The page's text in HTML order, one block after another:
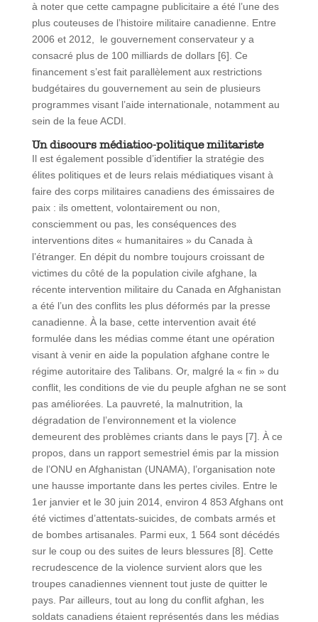
à noter que cette campagne publicitaire a été l’une des
plus couteuses de l’histoire militaire canadienne. Entre
2006 et 2012, le gouvernement conservateur y a
consacré plus de 100 milliards de dollars [6]. Ce
financement s’est fait parallèlement aux restrictions
budgétaires du gouvernement au sein de plusieurs
programmes visant l’aide internationale, notamment au
sein de la feue ACDI.
Un discours médiatico-politique militariste
Il est également possible d’identifier la stratégie des
élites politiques et de leurs relais médiatiques visant à
faire des corps militaires canadiens des émissaires de
paix : ils omettent, volontairement ou non,
consciemment ou pas, les conséquences des
interventions dites « humanitaires » du Canada à
l’étranger. En dépit du nombre toujours croissant de
victimes du côté de la population civile afghane, la
récente intervention militaire du Canada en Afghanistan
a été l’un des conflits les plus déformés par la presse
canadienne. À la base, cette intervention avait été
formulée dans les médias comme étant une opération
visant à venir en aide la population afghane contre le
régime autoritaire des Talibans. Or, malgré la « fin » du
conflit, les conditions de vie du peuple afghan ne se sont
pas améliorées. La pauvreté, la malnutrition, la
dégradation de l’environnement et la violence
demeurent des problèmes criants dans le pays [7]. À ce
propos, dans un rapport semestriel émis par la mission
de l’ONU en Afghanistan (UNAMA), l’organisation note
une hausse importante dans les pertes civiles. Entre le
1er janvier et le 30 juin 2014, environ 4 853 Afghans ont
été victimes d’attentats-suicides, de combats armés et
de bombes artisanales. Parmi eux, 1 564 sont décédés
sur le coup ou des suites de leurs blessures [8]. Cette
recrudescence de la violence survient alors que les
troupes canadiennes viennent tout juste de quitter le
pays. Par ailleurs, tout au long du conflit afghan, les
soldats canadiens étaient représentés dans les médias